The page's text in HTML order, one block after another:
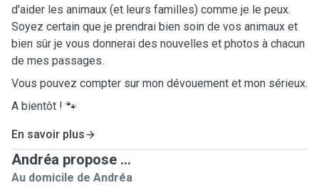
d'aider les animaux (et leurs familles) comme je le peux.
Soyez certain que je prendrai bien soin de vos animaux et
bien sûr je vous donnerai des nouvelles et photos à chacun
de mes passages.
Vous pouvez compter sur mon dévouement et mon sérieux.
A bientôt ! 🐾
En savoir plus
Andréa propose ...
Au domicile de Andréa